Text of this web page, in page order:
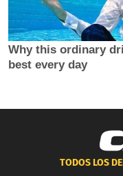
TODOS LOS